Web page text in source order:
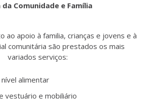
da Comunidade e Família
ao apoio à familia, crianças e jovens e à
comunitária são prestados os mais
variados serviços:
alimentar
vestuário e mobiliário